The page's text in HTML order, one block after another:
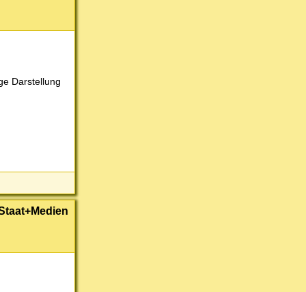
Darstellung